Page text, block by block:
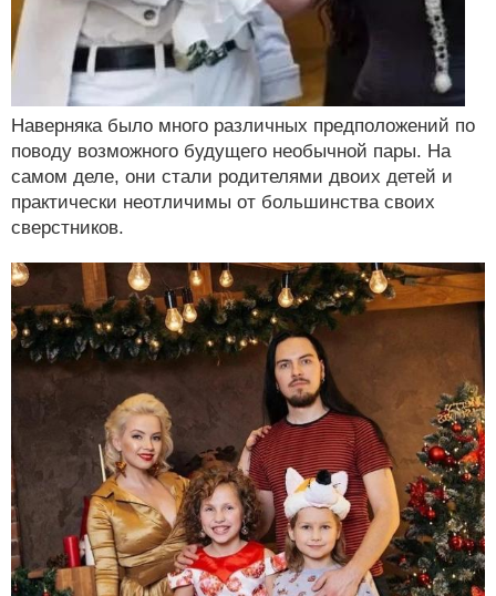
Наверняка было много различных предположений по
поводу возможного будущего необычной пары. На
самом деле, они стали родителями двоих детей и
практически неотличимы от большинства своих
сверстников.